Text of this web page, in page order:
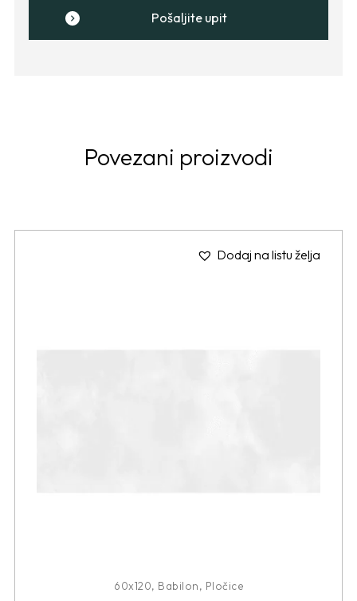
Pošaljite upit
Povezani proizvodi
Dodaj na listu želja
60x120, Babilon, Pločice